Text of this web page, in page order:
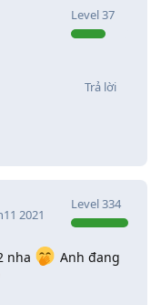
Level37
Trả lời
Level334
2021
nha
Anh đang